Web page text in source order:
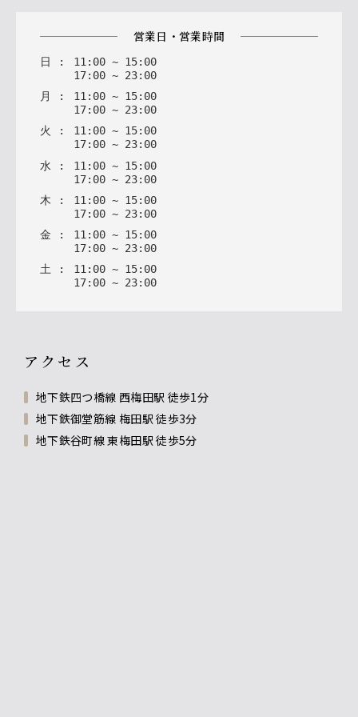
営業日・営業時間
日 : 11 : 00 ~ 15: 00
17: 00 ~ 23: 00
月
: 11: 00 ~ 15: 00
17: 00 ~ 23: 00
火
: 11: 00 ~ 15: 00
17: 00 ~ 23: 00
水 : 11 : 00 ~ 15: 00
17: 00 ~ 23: 00
木 : 11 : 00 ~ 15: 00
17: 00 ~ 23: 00
金 : 11 : 00 ~ 15: 00
17: 00 ~ 23: 00
土 : 11 : 00 ~ 15: 00
17: 00 ~ 23: 00
アクセス
地下鉄四つ橋線 西梅田駅 徒歩1分
地下鉄御堂筋線 梅田駅 徒歩3分
地下鉄谷町線 東梅田駅 徒歩5分